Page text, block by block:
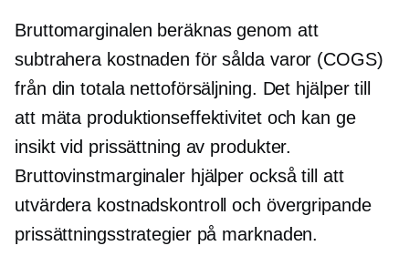
Bruttomarginalen beräknas genom att
subtrahera kostnaden för sålda varor (COGS)
från din totala nettoförsäljning. Det hjälper till
att mäta produktionseffektivitet och kan ge
insikt vid prissättning av produkter.
Bruttovinstmarginaler hjälper också till att
utvärdera kostnadskontroll och övergripande
prissättningsstrategier på marknaden.